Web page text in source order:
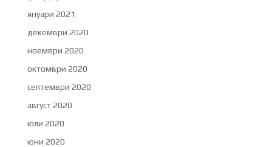
януари 2021
декември 2020
ноември 2020
октомври 2020
септември 2020
август 2020
юли 2020
юни 2020